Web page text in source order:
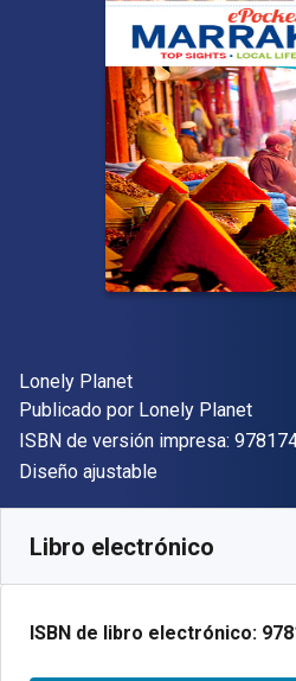
Autor(es)
Lonely Planet
Editor
Publicado por Lonely Planet
ISBN de versión impresa:
Formato
Diseño ajustable
Libro electrónico
ISBN de libro electrónico: